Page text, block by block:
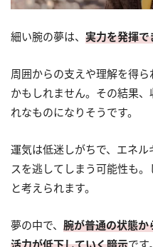
細い腕の夢は、 実力を発揮で
周囲からの支えや理解を得
かもしれません。その結果
れなものになりそうです。
運気は低迷しがちで、エネ
スを逃してしまう可能性も
と考えられます。
夢の中で、 腕が普通の状態か